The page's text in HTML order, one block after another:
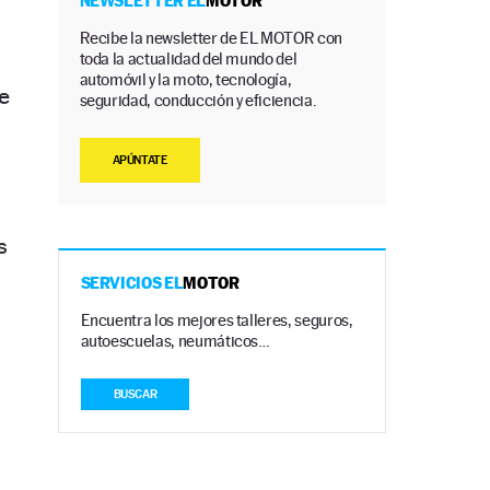
Recibe la newsletter de EL MOTOR con
toda la actualidad del mundo del
automóvil y la moto, tecnología,
seguridad, conducción y eficiencia.
APÚNTATE
SERVICIOS ELMOTOR
Encuentra los mejores talleres, seguros,
autoescuelas, neumáticos…
BUSCAR